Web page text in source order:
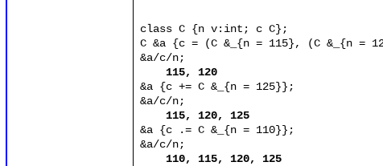
class C {n v:int; c C};
C &a {c = (C &_{n = 115}, (C &_{n =
&a/c/n;
115, 120
&a {c += C &_{n = 125}};
&a/c/n;
115, 120, 125
&a {c .= C &_{n = 110}};
&a/c/n;
110, 115, 120, 125